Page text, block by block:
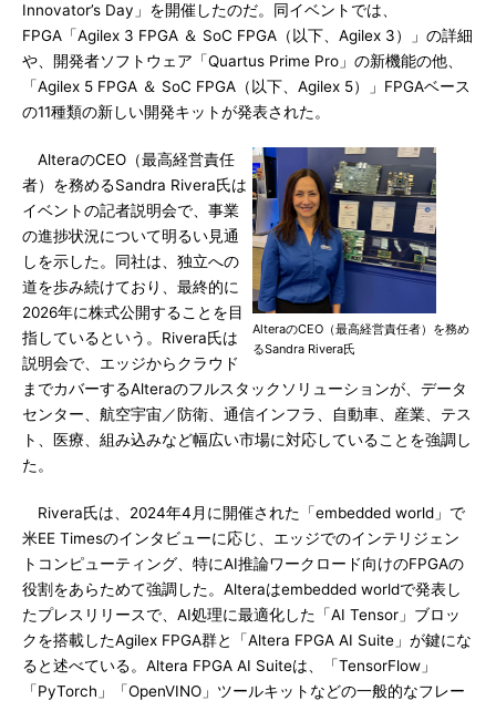
Innovator’s Day」を開催したのだ。同イベントでは、
FPGA「Agilex 3 FPGA ＆ SoC FPGA（以下、Agilex 3）」の詳細
や、開発者ソフトウェア「Quartus Prime Pro」の新機能の他、
「Agilex 5 FPGA ＆ SoC FPGA（以下、Agilex 5）」FPGAベース
の11種類の新しい開発キットが発表された。
AlteraのCEO（最高経営責任者）を務め
るSandra Rivera氏
AlteraのCEO（最高経営責任
者）を務めるSandra Rivera氏は
イベントの記者説明会で、事業
の進捗状況について明るい見通
しを示した。同社は、独立への
道を歩み続けており、最終的に
2026年に株式公開することを目
指しているという。Rivera氏は
説明会で、エッジからクラウド
までカバーするAlteraのフルスタックソリューションが、データ
センター、航空宇宙／防衛、通信インフラ、自動車、産業、テス
ト、医療、組み込みなど幅広い市場に対応していることを強調し
た。
Rivera氏は、2024年4月に開催された「embedded world」で
米EE Timesのインタビューに応じ、エッジでのインテリジェン
トコンピューティング、特にAI推論ワークロード向けのFPGAの
役割をあらためて強調した。Alteraはembedded worldで発表し
たプレスリリースで、AI処理に最適化した「AI Tensor」ブロッ
クを搭載したAgilex FPGA群と「Altera FPGA AI Suite」が鍵にな
ると述べている。Altera FPGA AI Suiteは、「TensorFlow」
「PyTorch」「OpenVINO」ツールキットなどの一般的なフレー